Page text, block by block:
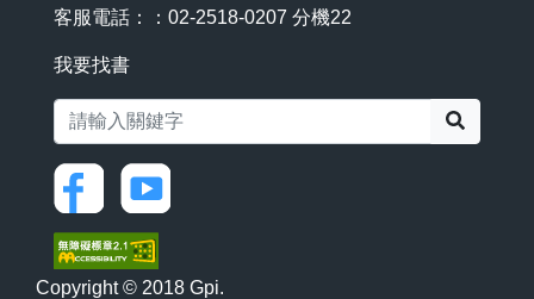
客服電話：：02-2518-0207 分機22
我要找書
Copyright © 2018 Gpi.